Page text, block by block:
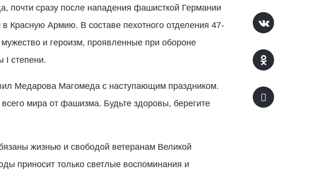
почти сразу после нападения фашисткой Германии
Красную Армию. В составе пехотного отделения 47-
и героизм, проявленные при обороне
I степени.
Медарова Магомеда с наступающим праздником.
мира от фашизма. Будьте здоровы, берегите
жизнью и свободой ветеранам Великой
приносит только светлые воспоминания и